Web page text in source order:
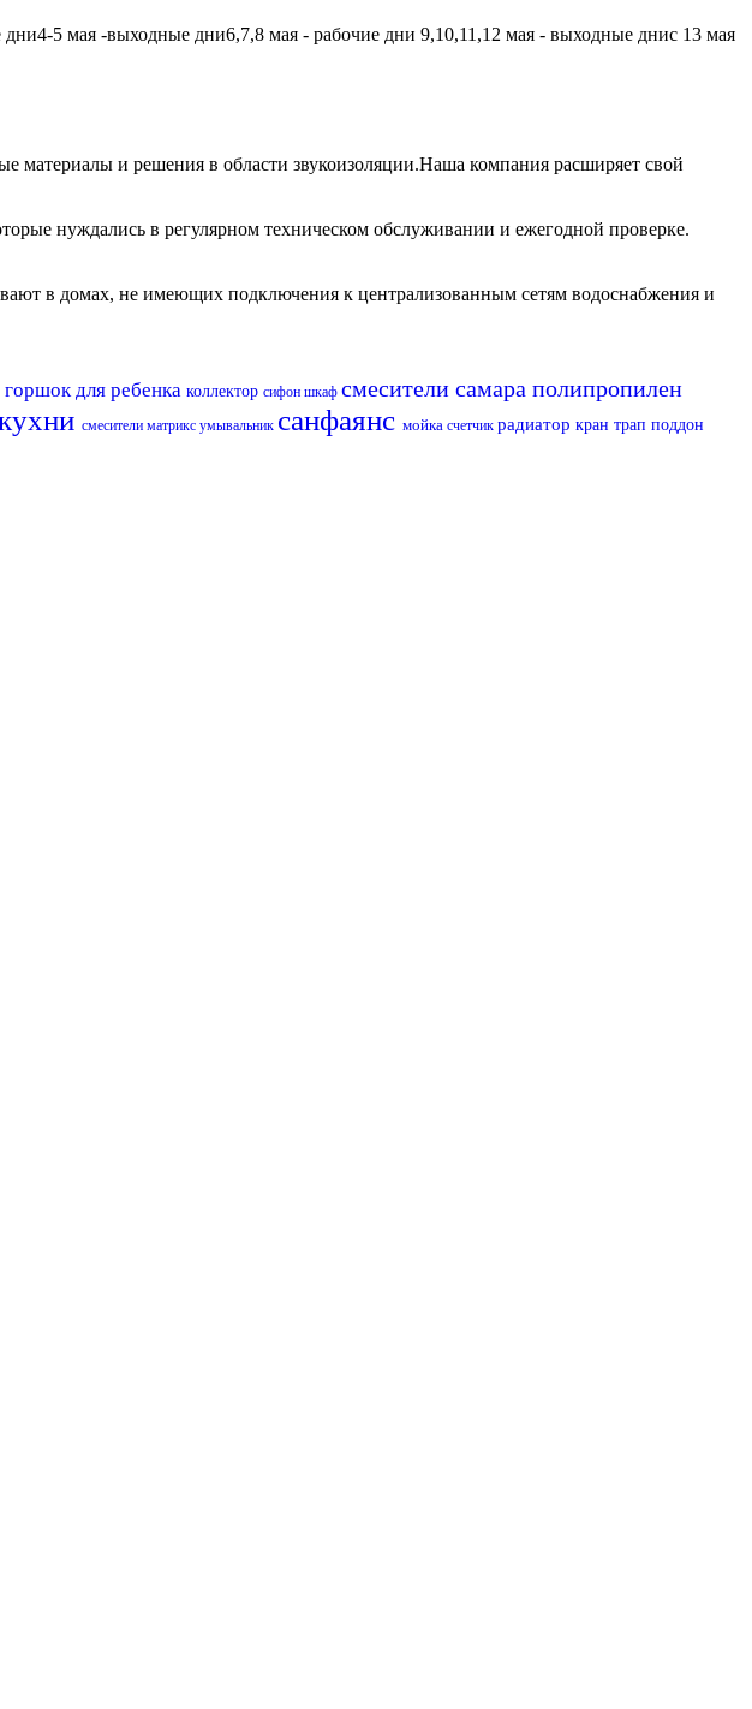
5 мая -выходные дни6,7,8 мая - рабочие дни 9,10,11,12 мая - выходные днис 13 мая
и решения в области звукоизоляции.Наша компания расширяет свой
нуждались в регулярном техническом обслуживании и ежегодной проверке.
в домах, не имеющих подключения к централизованным сетям водоснабжения и
горшок для ребенка коллектор сифон шкаф смесители самара полипропилен
смесители матрикс умывальник санфаянс мойка счетчик радиатор кран трап поддон